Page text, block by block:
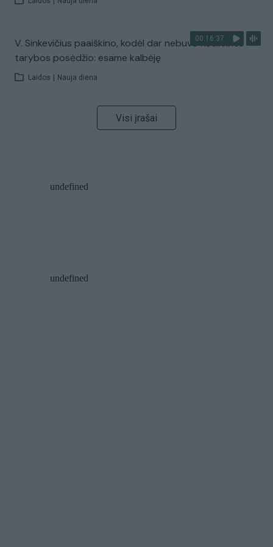
00:16:37
V. Sinkevičius paaiškino, kodėl dar nebuvo Koalicinės
tarybos posėdžio: esame kalbėję
Laidos Nauja diena
Visi įrašai